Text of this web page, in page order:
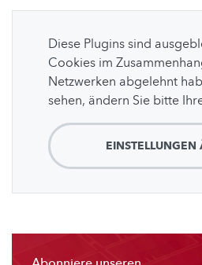
Diese Plugins sind
Cookies im
Netzwerken abgelehnt
sehen, ändern Sie bitte
EINSTELLUNGEN